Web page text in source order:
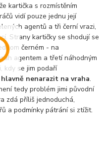
kartička s rozmístěním
vidí pouze jednu její
agentů a tři černí vrazi,
Strany kartičky se shodují se
černém - na
agentem a třetí náhodným
kdy se jim podaří
nenarazit na vraha.
tedy problém jimi původní
zdá příliš jednoduchá,
a podmínky pátrání si ztížit.